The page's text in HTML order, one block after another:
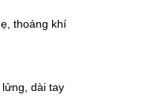
thoáng khí
lửng, dài tay